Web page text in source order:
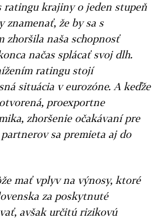
ratingu krajiny o jeden stupeň
znamenať, že by sa s
zhoršila naša schopnosť
načas splácať svoj dlh.
ratingu stojí
situácia v eurozóne. A keďže
proexportne
zhoršenie očakávaní pre
sa premieta aj do
mať vplyv na výnosy, ktoré
za poskytnuté
avšak určitú rizikovú